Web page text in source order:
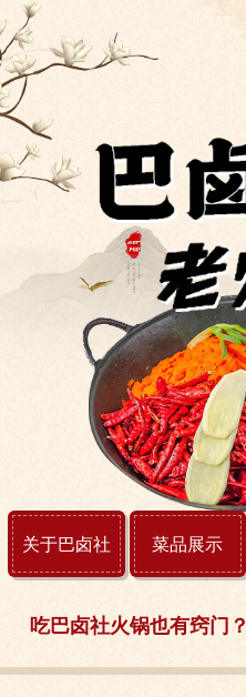
关于巴卤社 菜品展示
吃巴卤社火锅也有窍门？